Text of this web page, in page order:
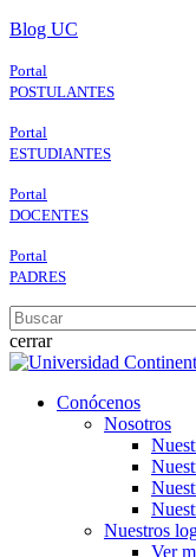
Skip
main
content
Blog UC
Portal
POSTULANTES
Portal
ESTUDIANTES
Portal
DOCENTES
Portal
PADRES
cerrar
Close
search
Menu
Conócenos
Nosotros
Nuestros
Ver